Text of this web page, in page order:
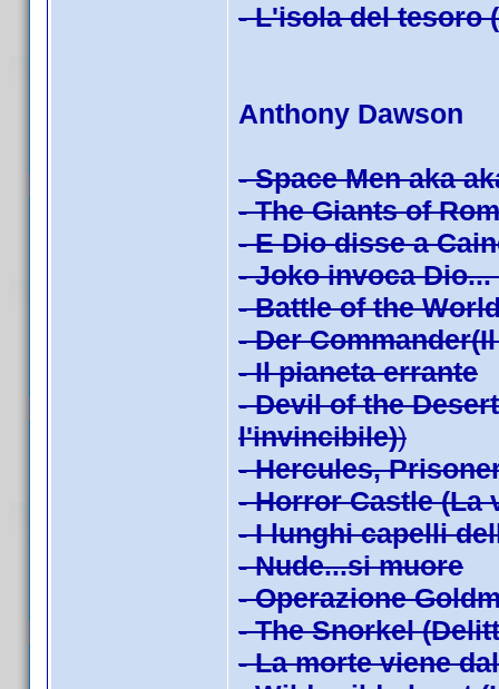
- L'isola del tesoro
Anthony Dawson
- Space Men aka
- The Giants of
- E Dio disse a
- Joko invoca
- Battle of the
- Der
- Il pianeta errante
- Devil of the
l'invincibile))
- Hercules,
- Horror Castle (La
- I lunghi capelli
- Nude...si muore
- Operazione
- The Snorkel
- La morte viene